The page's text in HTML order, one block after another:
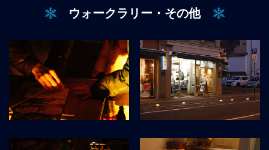
ウォークラリー・その他